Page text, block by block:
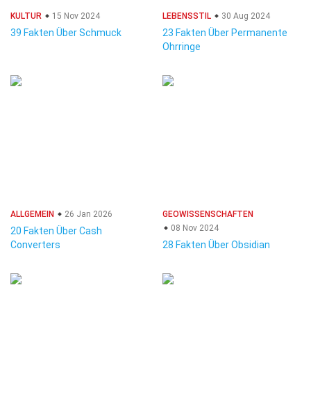
KULTUR 15 Nov 2024
39 Fakten Über Schmuck
LEBENSSTIL 30 Aug 2024
23 Fakten Über Permanente
Ohrringe
ALLGEMEIN 26 Jan 2026
20 Fakten Über Cash
Converters
GEOWISSENSCHAFTEN
08 Nov 2024
28 Fakten Über Obsidian